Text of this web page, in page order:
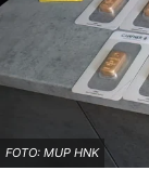
FOTO: MUP HNK